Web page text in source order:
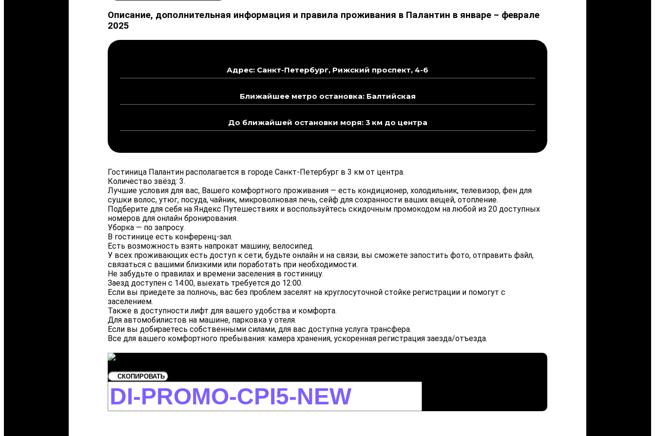
Описание, дополнительная информация и правила проживания в Палантин в январе – феврале
2025
Адрес: Санкт-Петербург, Рижский проспект, 4-6
Ближайшее метро остановка: Балтийская
До ближайшей остановки моря: 3 км до центра
Гостиница Палантин располагается в городе Санкт-Петербург в 3 км от центра.
Количество звёзд: 3.
Лучшие условия для вас, Вашего комфортного проживания — есть кондиционер, холодильник, телевизор, фен для
сушки волос, утюг, посуда, чайник, микроволновая печь, сейф для сохранности ваших вещей, отопление.
Подберите для себя на Яндекс Путешествиях и воспользуйтесь скидочным промокодом на любой из 20 доступных
номеров для онлайн бронирования.
Уборка — по запросу.
В гостинице есть конференц-зал.
Есть возможность взять напрокат машину, велосипед.
У всех проживающих есть доступ к сети, будьте онлайн и на связи, вы сможете запостить фото, отправить файл,
связаться с вашими близкими или поработать при необходимости.
Не забудьте о правилах и времени заселения в гостиницу.
Заезд доступен с 14:00, выехать требуется до 12:00.
Если вы приедете за полночь, вас без проблем заселят на круглосуточной стойке регистрации и помогут с
заселением.
Также в доступности лифт для вашего удобства и комфорта.
Для автомобилистов на машине, парковка у отеля.
Если вы добираетесь собственными силами, для вас доступна услуга трансфера.
Все для вашего комфортного пребывания: камера хранения, ускоренная регистрация заезда/отъезда.
СКОПИРОВАТЬ